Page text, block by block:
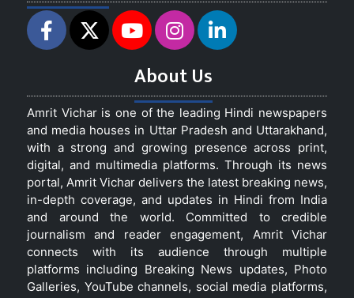
About Us
Amrit Vichar is one of the leading Hindi newspapers
and media houses in Uttar Pradesh and Uttarakhand,
with a strong and growing presence across print,
digital, and multimedia platforms. Through its news
portal, Amrit Vichar delivers the latest breaking news,
in-depth coverage, and updates in Hindi from India
and around the world. Committed to credible
journalism and reader engagement, Amrit Vichar
connects with its audience through multiple
platforms including Breaking News updates, Photo
Galleries, YouTube channels, social media platforms,